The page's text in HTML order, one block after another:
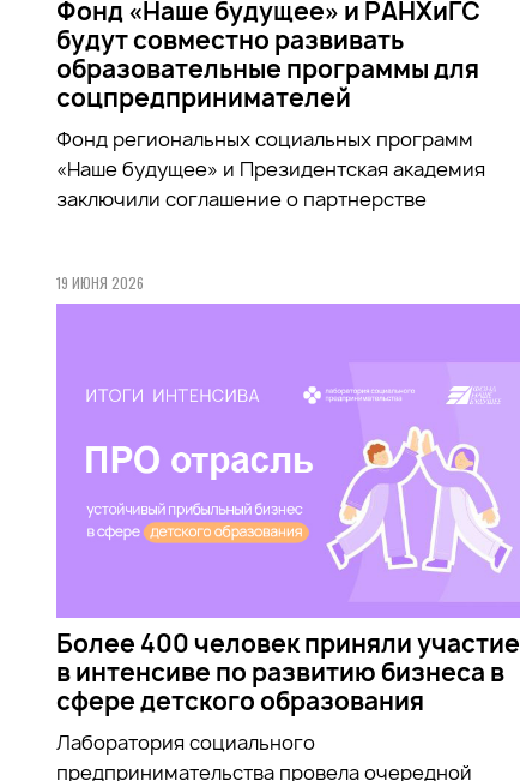
Фонд «Наше будущее» и РАНХиГС
будут совместно развивать
образовательные программы для
соцпредпринимателей
Фонд региональных социальных программ
«Наше будущее» и Президентская академия
заключили соглашение о партнерстве
19 ИЮНЯ 2026
Более 400 человек приняли участие
в интенсиве по развитию бизнеса в
сфере детского образования
Лаборатория социального
предпринимательства провела очередной